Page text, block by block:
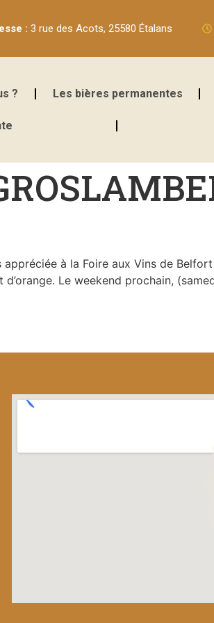
: 3 rue des Acots, 25580 Étalans
? Les bières permanentes
à la Foire aux Vins de
Le weekend prochain,